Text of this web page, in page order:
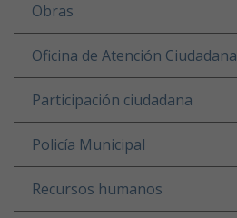
Obras
Oficina de Atención Ciudadana
Participación ciudadana
Policía Municipal
Recursos humanos